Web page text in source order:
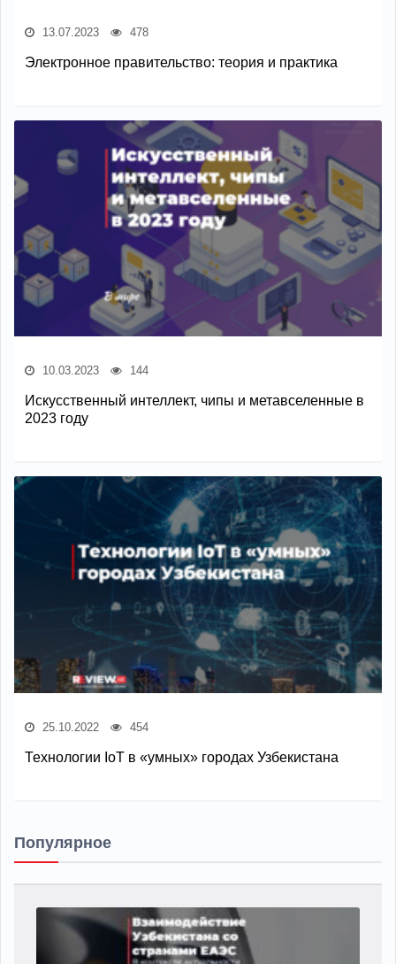
13.07.2023 478
Электронное правительство: теория и практика
10.03.2023 144
Искусственный интеллект, чипы и метавселенные в
2023 году
25.10.2022 454
Технологии IoT в «умных» городах Узбекистана
Популярное